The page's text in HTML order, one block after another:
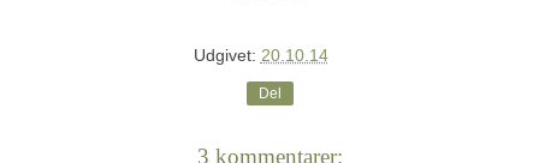
Udgivet: 20.10.14
Del
3 kommentarer: